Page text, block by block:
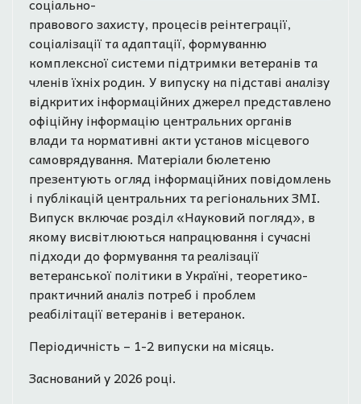
правового захисту, процесів реінтеграції,
соціалізації та адаптації, формуванню
комплексної системи підтримки ветеранів та
членів їхніх родин. У випуску на підставі аналізу
відкритих інформаційних джерел представлено
офіційну інформацію центральних органів
влади та нормативні акти установ місцевого
самоврядування. Матеріали бюлетеню
презентують огляд інформаційних повідомлень
і публікацій центральних та регіональних ЗМІ.
Випуск включає розділ «Науковий погляд», в
якому висвітлюються напрацювання і сучасні
підходи до формування та реалізації
ветеранської політики в Україні, теоретико-
практичний аналіз потреб і проблем
реабілітації ветеранів і ветеранок.
Періодичність – 1-2 випуски на місяць.
Заснований у 2026 році.